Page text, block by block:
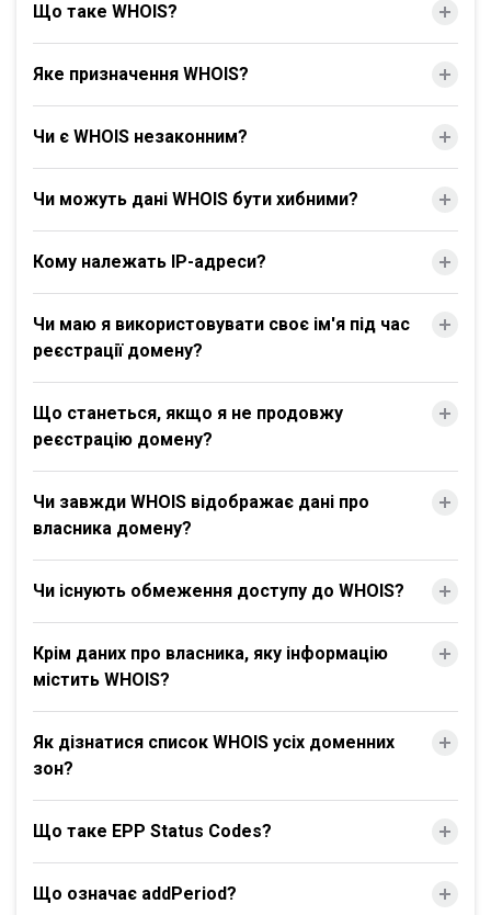
Що таке WHOIS?
Яке призначення WHOIS?
Чи є WHOIS незаконним?
Чи можуть дані WHOIS бути хибними?
Кому належать IP-адреси?
Чи маю я використовувати своє ім'я під час
реєстрації домену?
Що станеться, якщо я не продовжу
реєстрацію домену?
Чи завжди WHOIS відображає дані про
власника домену?
Чи існують обмеження доступу до WHOIS?
Крім даних про власника, яку інформацію
містить WHOIS?
Як дізнатися список WHOIS усіх доменних
зон?
Що таке EPP Status Codes?
Що означає addPeriod?